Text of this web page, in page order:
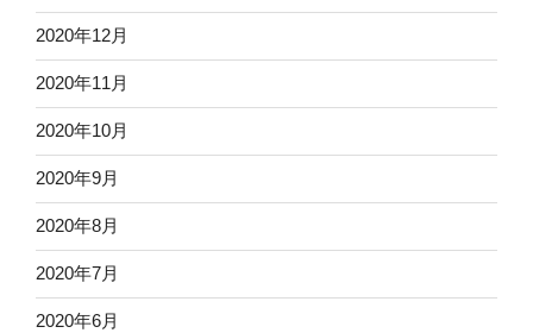
2020年12月
2020年11月
2020年10月
2020年9月
2020年8月
2020年7月
2020年6月